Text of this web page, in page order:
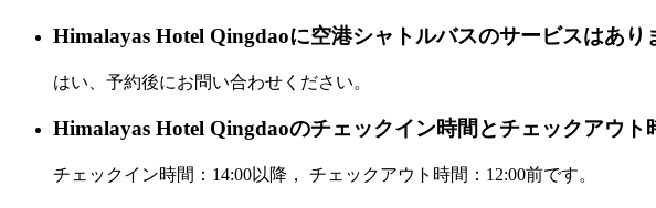
Himalayas Hotel Qingdaoに空港シャトルバスのサービスはあり
はい、予約後にお問い合わせください。
Himalayas Hotel Qingdaoのチェックイン時間とチェックアウト
チェックイン時間：14:00以降， チェックアウト時間：12:00前です。